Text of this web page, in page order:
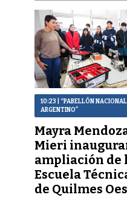
10:23
| “PABELLÓN NACIONAL
ARGENTINO”
Mayra
Mieri
ampliación de
Escuela
de Quilmes